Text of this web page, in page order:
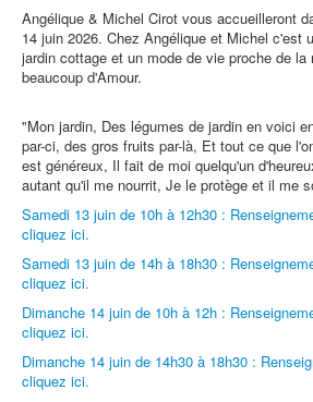
Angélique & Michel Cirot vous accueilleront
14 juin 2026. Chez Angélique et Michel c'est
jardin cottage et un mode de vie proche de la
beaucoup d'Amour.
"Mon jardin, Des légumes de jardin en voici
par-ci, des gros fruits par-là, Et tout ce que
est généreux, Il fait de moi quelqu'un
autant qu'il me nourrit, Je le protège et il me
Samedi 13 juin de 10h à 12h30 :
cliquez ici.
Samedi 13 juin de 14h à 18h30 :
cliquez ici.
Dimanche 14 juin de 10h à 12h :
cliquez ici.
Dimanche 14 juin de 14h30 à 18h30 :
cliquez ici.